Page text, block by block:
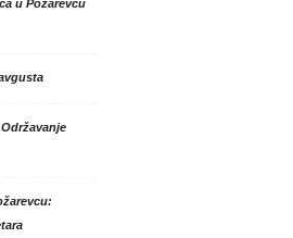
u Požarevcu